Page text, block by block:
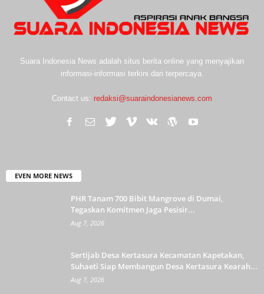
Suara Indonesia News adalah situs berita online yang menyajikan
informasi-informasi terkini dan terpercaya.
Contact us: redaksi@suaraindonesianews.com
EVEN MORE NEWS
PHR Tanam 700 Bibit Mangrove di Dumai,
Tegaskan Komitmen Jaga Pesisir...
Aug 7, 2026
Sertijab Desa Kertasura Kecamatan Kapetakan,
Suhaeti Siap Membangun Desa Kertasura Kearah...
Aug 7, 2026